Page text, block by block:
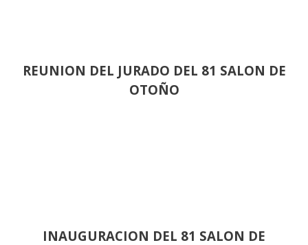
REUNION DEL JURADO DEL 81 SALON DE
OTOÑO
INAUGURACION DEL 81 SALON DE